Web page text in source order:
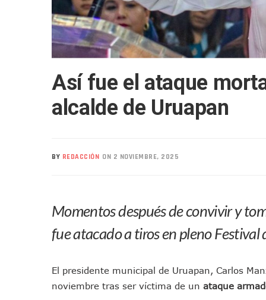
Nuevas Concesiones De
Mueren Cuatro Personas
Bruno Blancas Lleva El
Liberan 180 Crías De
Puerto Vallarta Participa
Ofrecerán Asesoría
Juan Solís E Iris Torres
Semana Lluviosa Para
Buques Mexicanos Parten
Nuevo Transporte
En Vallarta, Todos Los
Lluvias Y Oleaje Elevado
Jóvenes En Movimiento
Así fue el ataque
alcalde de Uruapan
BY REDACCIÓN ON 2 NOVIEMBRE, 2025
Momentos después de convivir y
fue atacado a tiros en pleno
El presidente municipal de Uruapan, Carlos
noviembre tras ser víctima de un ataque